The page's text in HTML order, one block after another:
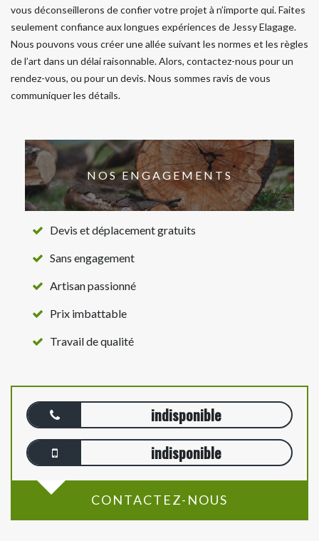
vous déconseillerons de confier votre projet à n’importe qui. Faites
seulement confiance aux longues expériences de Jessy Elagage.
Nous pouvons vous créer une allée suivant les normes et les règles
de l’art dans un délai raisonnable. Alors, contactez-nous pour un
rendez-vous, ou pour un devis. Nous sommes ravis de vous
communiquer les détails.
NOS ENGAGEMENTS
Devis et déplacement gratuits
Sans engagement
Artisan passionné
Prix imbattable
Travail de qualité
indisponible
indisponible
CONTACTEZ-NOUS